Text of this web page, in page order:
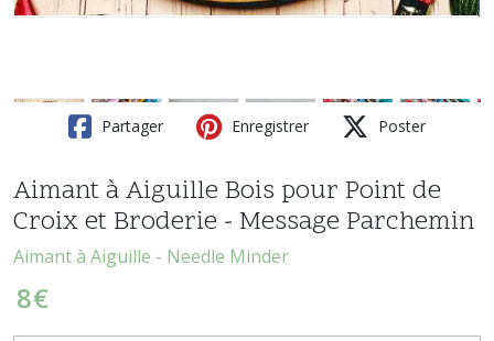
Partager Enregistrer Poster
Aimant à Aiguille Bois pour Point de
Croix et Broderie - Message Parchemin
Aimant à Aiguille - Needle Minder
8€